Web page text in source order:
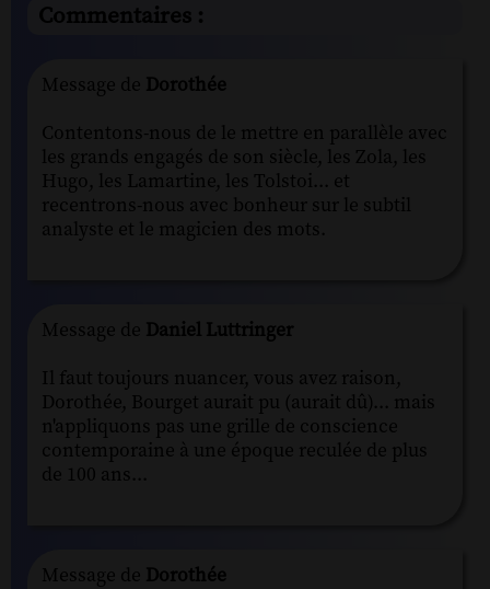
Commentaires :
Message de Dorothée
Contentons-nous de le mettre en parallèle avec
les grands engagés de son siècle, les Zola, les
Hugo, les Lamartine, les Tolstoi... et
recentrons-nous avec bonheur sur le subtil
analyste et le magicien des mots.
Message de Daniel Luttringer
Il faut toujours nuancer, vous avez raison,
Dorothée, Bourget aurait pu (aurait dû)... mais
n'appliquons pas une grille de conscience
contemporaine à une époque reculée de plus
de 100 ans...
Message de Dorothée